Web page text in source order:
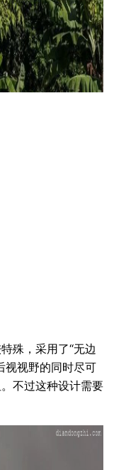
殊，采用了“无边
视视野的同时尽可
不过这种设计需要